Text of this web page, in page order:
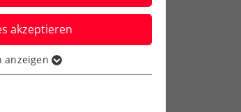
vom
akzeptieren
Funktionen der
dass die Webseite
anzeigen